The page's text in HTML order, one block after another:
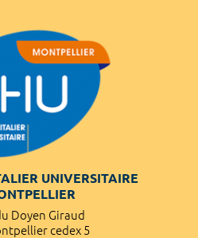
UNIVERSITAIRE
Doyen Giraud
cedex 5